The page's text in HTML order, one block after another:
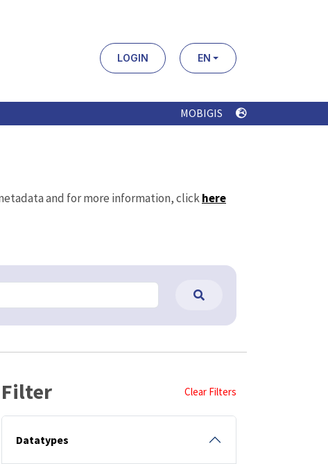
LOGIN EN
MOBIGIS
and for more information, clickhere
Filter Clear Filters
Datatypes